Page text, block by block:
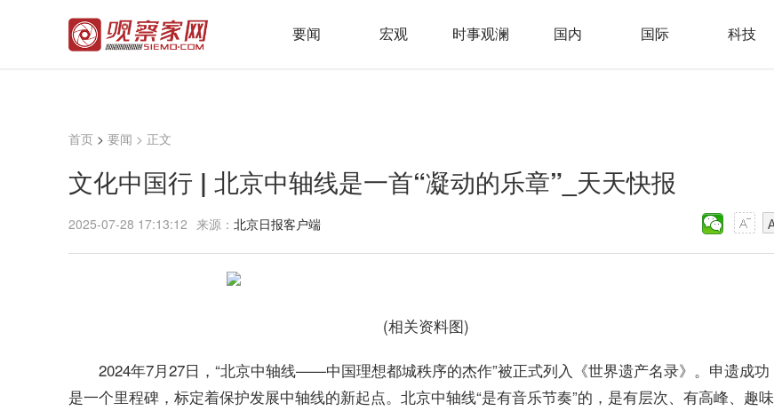
要闻 宏观 时事观澜 国内 国际 科技
首页 > 要闻 > 正文
文化中国行 | 北京中轴线是一首“凝动的乐章”_天天快报
2025-07-28 17:13:12 来源： 北京日报客户端
(相关资料图)
2024年7月27日，“北京中轴线——中国理想都城秩序的杰作”被正式列入《世界遗产名录》。申遗成功
是一个里程碑，标定着保护发展中轴线的新起点。北京中轴线“是有音乐节奏”的，是有层次、有高峰、趣味